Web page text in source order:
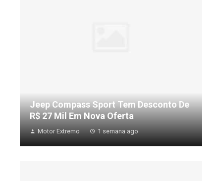
Jeep Compass Sport Tem Desconto De
R$ 27 Mil Em Nova Oferta
Motor Extremo 1 semana ago